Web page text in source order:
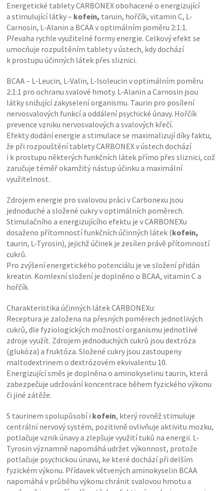
Energetické tablety CARBONEX obohacené o energizující
a stimulující látky – kofein, taruin, hořčík, vitamin C, L-
Carnosin, L-Alanin a BCAA v optimálním poměru 2:1:1.
Převaha rychle využitelné formy energie. Celkový efekt se
umocňuje rozpuštěním tablety v ústech, kdy dochází
k prostupu účinných látek přes sliznici.
BCAA – L-Leucin, L-Valin, L-Isoleucin v optimálním poměru
2:1:1 pro ochranu svalové hmoty. L-Alanin a Carnosin jsou
látky snižující zakyselení organismu. Taurin pro posílení
nervosvalových funkcí a oddálení psychické únavy. Hořčík
prevence vzniku nervosvalových a svalových křečí.
Efekty dodání energie a stimulace se maximalizují díky faktu,
že při rozpouštění tablety CARBONEX v ústech dochází
i k prostupu některých funkčních látek přímo přes sliznici, což
zaručuje téměř okamžitý nástup účinku a maximální
využitelnost.
Zdrojem energie pro svalovou práci v Carbonexu jsou
jednoduché a složené cukry v optimálních poměrech.
Stimulačního a energizujícího efektu je v CARBONEXu
dosaženo přítomností funkčních účinných látek (kofein,
taurin, L-Tyrosin), jejichž účinek je zesílen právě přítomností
cukrů.
Pro zvýšení energetického potenciálu je ve složení přidán
kreatin. Komlexní složení je doplněno o BCAA, vitamin C a
hořčík.
Charakteristika účinných látek CARBONEXu:
Receptura je založena na přesných poměrech jednotlivých
cukrů, dle fyziologických možností organismu jednotlivé
zdroje využít. Zdrojem jednoduchých cukrů jsou dextróza
(glukóza) a fruktóza. Složené cukry jsou zastoupeny
maltodextrinem o dextrózovém ekvivalentu 10.
Energizující směs je doplněna o aminokyselinu taurin, která
zabezpečuje udržování koncentrace během fyzického výkonu
či jiné zátěže.
S taurinem spolupůsobí i kofein, který rovněž stimuluje
centrální nervový systém, pozitivně ovlivňuje aktivitu mozku,
potlačuje vznik únavy a zlepšuje využití tuků na energii. L-
Tyrosin významně napomáhá udržet výkonnost, protože
potlačuje psychickou únavu, ke které dochází při delším
fyzickém výkonu. Přídavek větvených aminokyselin BCAA
napomáhá v průběhu výkonu chránit svalovou hmotu a